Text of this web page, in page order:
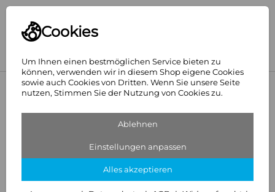
Cookies
Um Ihnen einen bestmöglichen Service bieten zu
können, verwenden wir in diesem Shop eigene Cookies
sowie auch Cookies von Dritten. Wenn Sie unsere Seite
nutzen, Stimmen Sie der Nutzung von Cookies zu.
Ablehnen
Einstellungen anpassen
Alles akzeptieren
ASW